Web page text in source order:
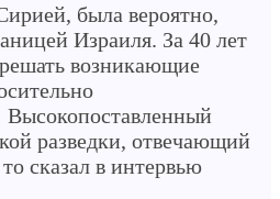
была вероятно,
Израиля. За 40 лет
возникающие
Высокопоставленный
разведки, отвечающий
сказал в интервью